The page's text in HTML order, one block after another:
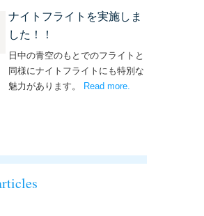
ナイトフライトを実施しま
した！！
日中の青空のもとでのフライトと
同様にナイトフライトにも特別な
魅力があります。 Read more